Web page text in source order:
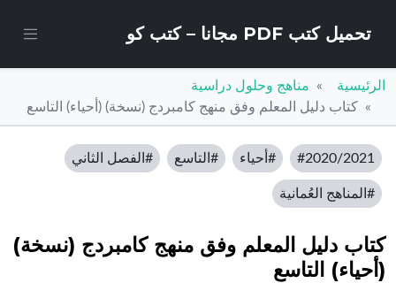
تحميل كتب PDF مجانا – كتب كو
الرئيسية
مناهج وحلول دراسية
كتاب دليل المعلم وفق منهج كامبردج (نسخة) (أحياء) التاسع
#2020/2021 #أحياء #التاسع #الفصل الثاني
#المناهج العُمانية
كتاب دليل المعلم وفق منهج كامبردج (نسخة)
(أحياء) التاسع